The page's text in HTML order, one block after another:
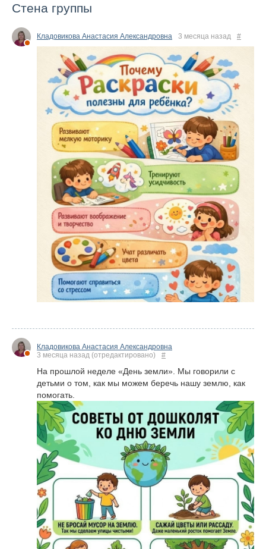
Стена группы
Кладовикова Анастасия Александровна 3 месяца назад #
Кладовикова Анастасия Александровна
3 месяца назад (отредактировано) #
На прошлой неделе «День земли». Мы говорили с
детьми о том, как мы можем беречь нашу землю, как
помогать.